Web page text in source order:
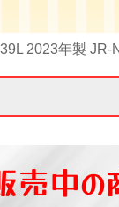
2023年製 JR-
売中の